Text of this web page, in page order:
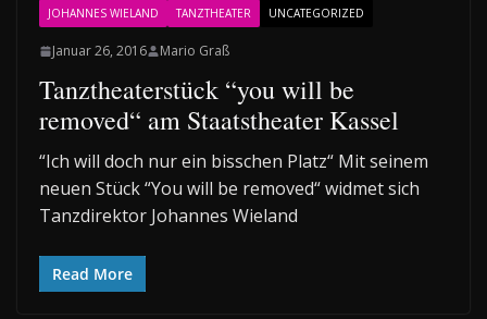
JOHANNES WIELAND TANZTHEATER UNCATEGORIZED
Januar 26, 2016 Mario Graß
Tanztheaterstück “you will be
removed“ am Staatstheater Kassel
“Ich will doch nur ein bisschen Platz“ Mit seinem
neuen Stück “You will be removed“ widmet sich
Tanzdirektor Johannes Wieland
Read More